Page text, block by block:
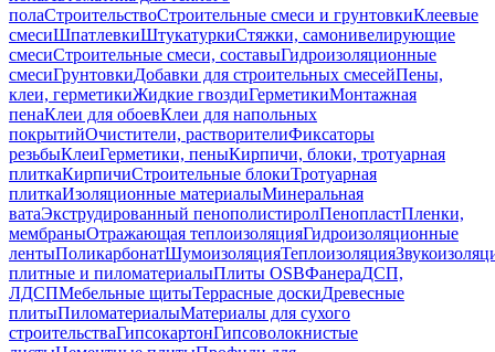
полаСтроительствоСтроительные смеси и грунтовкиКлеевые
смесиШпатлевкиШтукатуркиСтяжки, самонивелирующие
смесиСтроительные смеси, составыГидроизоляционные
смесиГрунтовкиДобавки для строительных смесейПены,
клеи, герметикиЖидкие гвоздиГерметикиМонтажная
пенаКлеи для обоевКлеи для напольных
покрытийОчистители, растворителиФиксаторы
резьбыКлеиГерметики, пеныКирпичи, блоки, тротуарная
плиткаКирпичиСтроительные блокиТротуарная
плиткаИзоляционные материалыМинеральная
ватаЭкструдированный пенополистиролПенопластПленки,
мембраныОтражающая теплоизоляцияГидроизоляционные
лентыПоликарбонатШумоизоляцияТеплоизоляция
плитные и пиломатериалыПлиты OSBФанераДСП,
ЛДСПМебельные щитыТеррасные доскиДревесные
плитыПиломатериалыМатериалы для сухого
строительстваГипсокартонГипсоволокнистые